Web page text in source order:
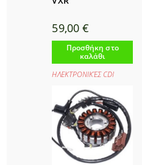
59,00€
Προσθήκη στο
καλάθι
ΗΛΕΚΤΡΟΝΙΚΈΣ CDI